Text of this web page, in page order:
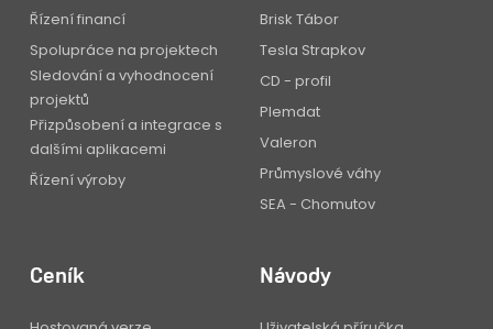
Řízení financí
Spolupráce na projektech
Sledování a vyhodnocení
projektů
Přizpůsobení a integrace s
dalšími aplikacemi
Řízení výroby
Brisk Tábor
Tesla Strapkov
CD - profil
Plemdat
Valeron
Průmyslové váhy
SEA - Chomutov
Ceník Návody